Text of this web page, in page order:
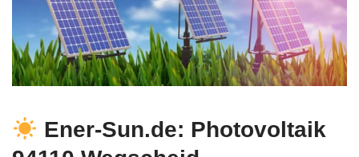
Ener-Sun.de: Photovoltaik